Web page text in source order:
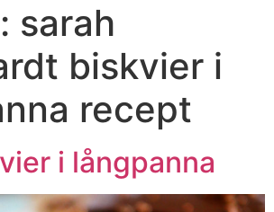
sarah
biskvier i
recept
i långpanna